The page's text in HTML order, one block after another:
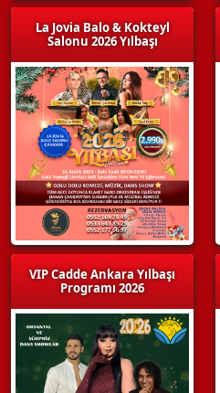
La Jovia Balo & Kokteyl
Salonu 2026 Yılbaşı
VIP Cadde Ankara Yılbaşı
Programı 2026